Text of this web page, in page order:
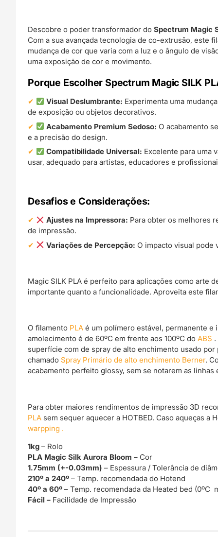
Descobre o poder transformador doSpectrum Magic
Com a sua avançada tecnologia de co-extrusão, este
mudança de cor que varia com a luz e o ângulo de
uma exposição de cor e movimento.
Porque Escolher Spectrum Magic SILK
Visual Deslumbrante: Experimenta uma
de exposição ou objetos decorativos.
Acabamento Premium Sedoso: O acabamento
e a precisão do design.
Compatibilidade Universal: Excelente para uma
usar, adequado para artistas, educadores e
Desafios e Considerações:
Ajustes na Impressora: Para obter os melhores
de impressão.
Variações de Percepção: O impacto visual pode
Magic SILK PLA é perfeito para aplicações como arte
importante quanto a funcionalidade. Aproveita este
O filamento PLA é um polímero estável, permanente
amolecimento é de 60ºC em frente aos 100ºC doABS
superfície com de spray de alto enchimento usado
chamado Spray Primário de alto enchimento Berner.
acabamento perfeito glossy, sem se notarem as linhas
Para obter maiores rendimentos de impressão 3D
PLA sem sequer aquecer a HOTBED. Caso aqueças a
warpping .
1kg – Rolo
PLA Magic Silk Aurora Bloom– Cor
1.75mm (+-0.03mm)– Espessura / Tolerância de
210º a 240º– Temp. recomendada do Hotend
40º a 60º– Temp. recomendada da Heated bed (0ºC
Fácil – Facilidade de Impressão